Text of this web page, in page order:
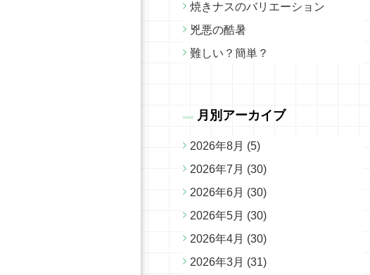
焼きナスのバリエーション
兇悪の酷暑
難しい？簡単？
月別アーカイブ
2026年8月 (5)
2026年7月 (30)
2026年6月 (30)
2026年5月 (30)
2026年4月 (30)
2026年3月 (31)